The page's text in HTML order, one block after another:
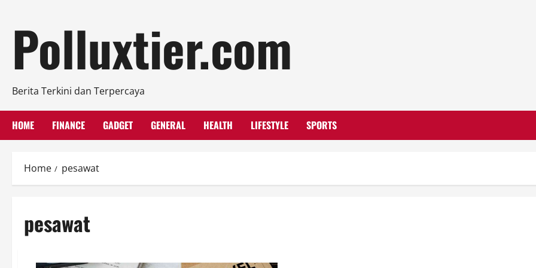
content
Polluxtier.com
Berita Terkini dan Terpercaya
HOME FINANCE GADGET GENERAL HEALTH LIFESTYLE SPORTS
Home pesawat
pesawat